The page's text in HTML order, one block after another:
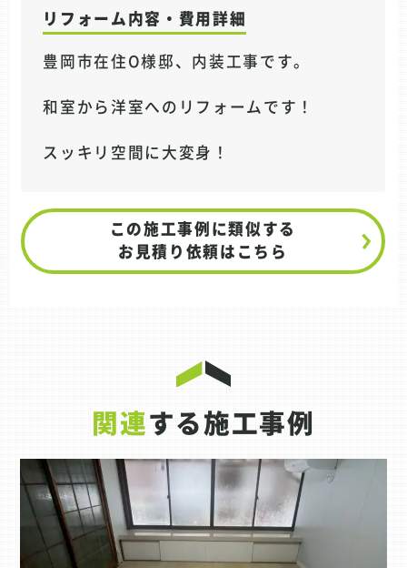
リフォーム内容・費用詳細
豊岡市在住O様邸、内装工事です。
和室から洋室へのリフォームです！
スッキリ空間に大変身！
この施工事例に類似する
お見積り依頼はこちら
関連する施工事例